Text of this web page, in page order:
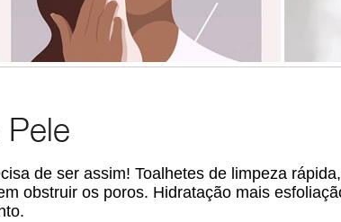
de ser assim! Toalhetes de limpeza rápida,
obstruir os poros. Hidratação mais